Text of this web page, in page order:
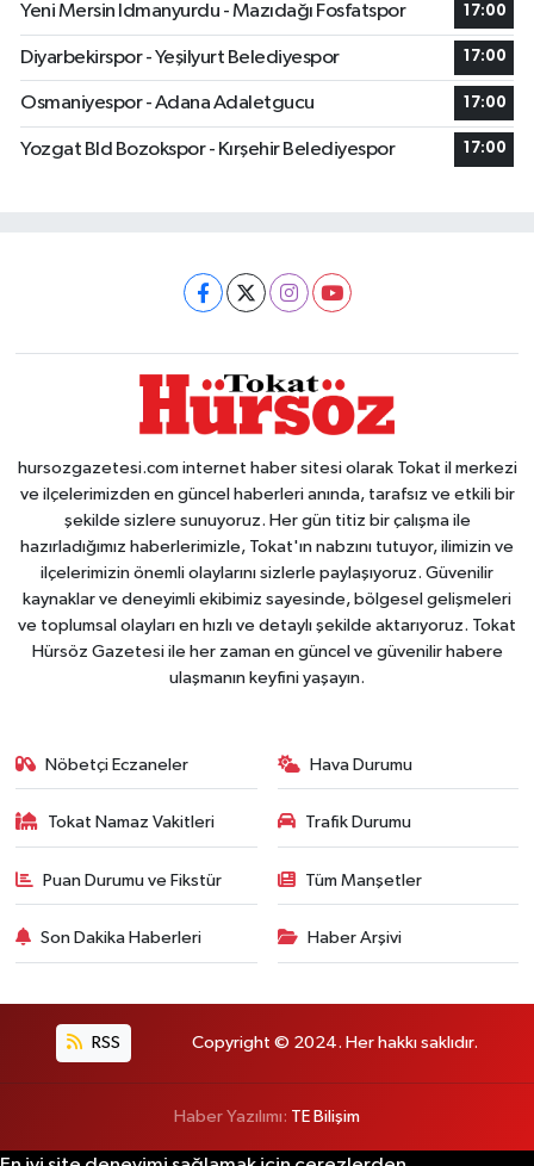
Yeni Mersin Idmanyurdu - Mazıdağı Fosfatspor 17:00
Diyarbekirspor - Yeşilyurt Belediyespor 17:00
Osmaniyespor - Adana Adaletgucu 17:00
Yozgat Bld Bozokspor - Kırşehir Belediyespor 17:00
hursozgazetesi.com internet haber sitesi olarak Tokat il merkezi
ve ilçelerimizden en güncel haberleri anında, tarafsız ve etkili bir
şekilde sizlere sunuyoruz. Her gün titiz bir çalışma ile
hazırladığımız haberlerimizle, Tokat'ın nabzını tutuyor, ilimizin ve
ilçelerimizin önemli olaylarını sizlerle paylaşıyoruz. Güvenilir
kaynaklar ve deneyimli ekibimiz sayesinde, bölgesel gelişmeleri
ve toplumsal olayları en hızlı ve detaylı şekilde aktarıyoruz. Tokat
Hürsöz Gazetesi ile her zaman en güncel ve güvenilir habere
ulaşmanın keyfini yaşayın.
Nöbetçi Eczaneler Hava Durumu
Tokat Namaz Vakitleri Trafik Durumu
Puan Durumu ve Fikstür Tüm Manşetler
Son Dakika Haberleri Haber Arşivi
RSS Copyright © 2024. Her hakkı saklıdır.
Haber Yazılımı: TE Bilişim